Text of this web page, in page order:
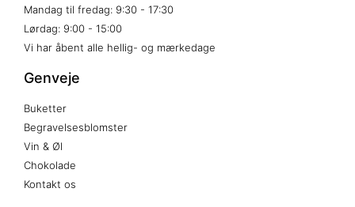
Mandag til fredag: 9:30 - 17:30
Lørdag: 9:00 - 15:00
Vi har åbent alle hellig- og mærkedage
Genveje
Buketter
Begravelsesblomster
Vin & Øl
Chokolade
Kontakt os